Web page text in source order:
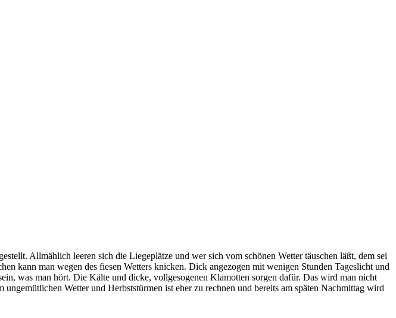
Allmählich leeren sich die Liegeplätze und wer sich vom schönen Wetter täuschen läßt, dem sei
kann man wegen des fiesen Wetters knicken. Dick angezogen mit wenigen Stunden Tageslicht und
was man hört. Die Kälte und dicke, vollgesogenen Klamotten sorgen dafür. Das wird man nicht
Wetter und Herbststürmen ist eher zu rechnen und bereits am späten Nachmittag wird